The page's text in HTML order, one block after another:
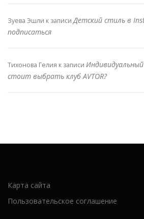
Зуева Эшли к записиДетский стиль в
подписаться
Тихонова Гелия к записи
стоит выбрать клуб AVTOR?
Карта сайта
Пользовательское соглашение